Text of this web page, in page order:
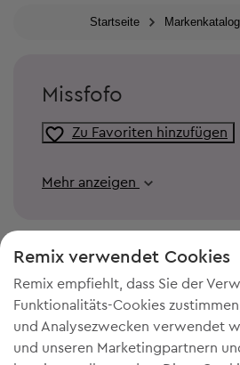
Startseite Markenkatalog
Missfofo
Zu Favoriten hinzufügen
Mehr anzeigen
Remix verwendet Cookies
Remix empfiehlt, dass Sie der
Funktionalitäts-Cookies
und Analysezwecken verwendet
und unseren Marketingpartnern